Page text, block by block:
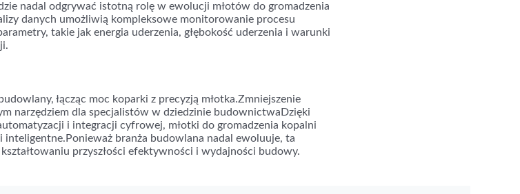
nadal odgrywać istotną rolę w ewolucji młotów do gromadzenia
danych umożliwią kompleksowe monitorowanie procesu
takie jak energia uderzenia, głębokość uderzenia i warunki
łącząc moc koparki z precyzją młotka.Zmniejszenie
narzędziem dla specjalistów w dziedzinie budownictwaDzięki
i integracji cyfrowej, młotki do gromadzenia kopalni
inteligentne.Ponieważ branża budowlana nadal ewoluuje, ta
przyszłości efektywności i wydajności budowy.